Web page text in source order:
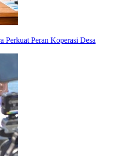
Perkuat Peran Koperasi Desa